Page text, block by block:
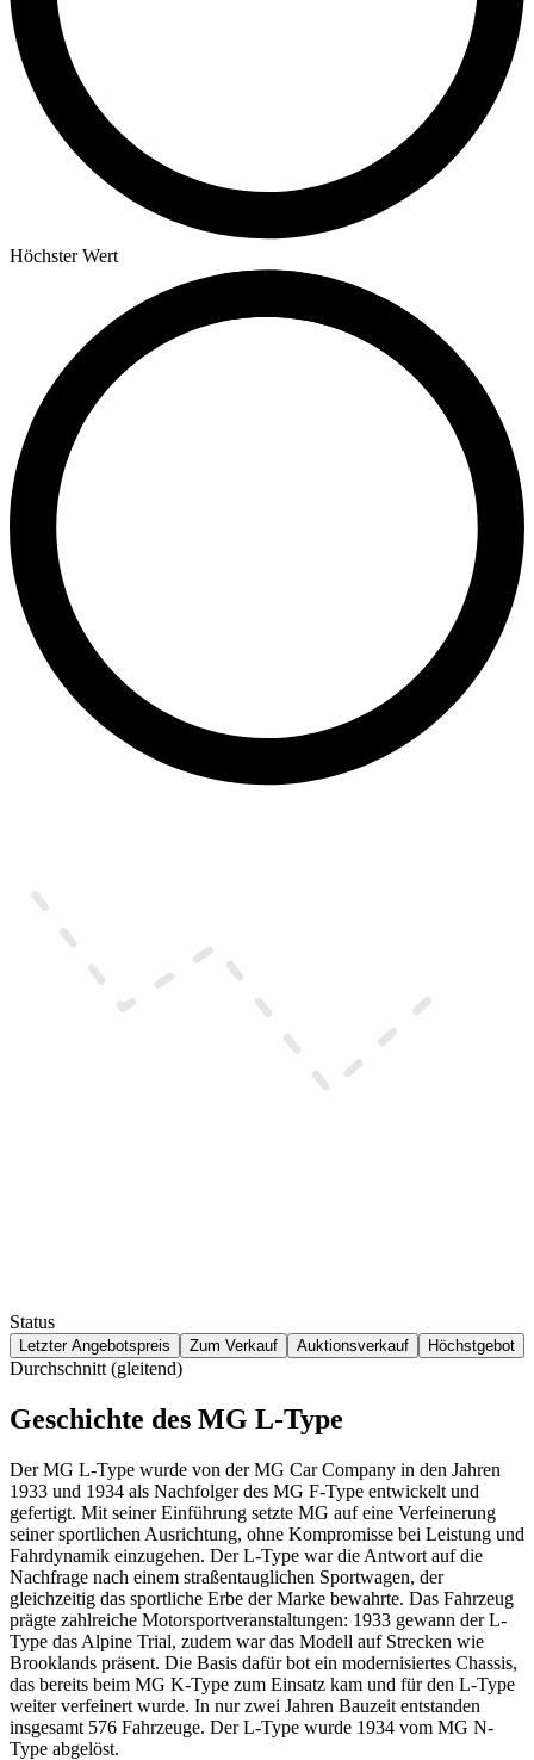
Höchster Wert
Status
Letzter Angebotspreis Zum Verkauf Auktionsverkauf Höchstgebot
Durchschnitt (gleitend)
Geschichte des MG L-Type
Der MG L-Type wurde von der MG Car Company in den Jahren
1933 und 1934 als Nachfolger des MG F-Type entwickelt und
gefertigt. Mit seiner Einführung setzte MG auf eine Verfeinerung
seiner sportlichen Ausrichtung, ohne Kompromisse bei Leistung und
Fahrdynamik einzugehen. Der L-Type war die Antwort auf die
Nachfrage nach einem straßentauglichen Sportwagen, der
gleichzeitig das sportliche Erbe der Marke bewahrte. Das Fahrzeug
prägte zahlreiche Motorsportveranstaltungen: 1933 gewann der L-
Type das Alpine Trial, zudem war das Modell auf Strecken wie
Brooklands präsent. Die Basis dafür bot ein modernisiertes Chassis,
das bereits beim MG K-Type zum Einsatz kam und für den L-Type
weiter verfeinert wurde. In nur zwei Jahren Bauzeit entstanden
insgesamt 576 Fahrzeuge. Der L-Type wurde 1934 vom MG N-
Type abgelöst.